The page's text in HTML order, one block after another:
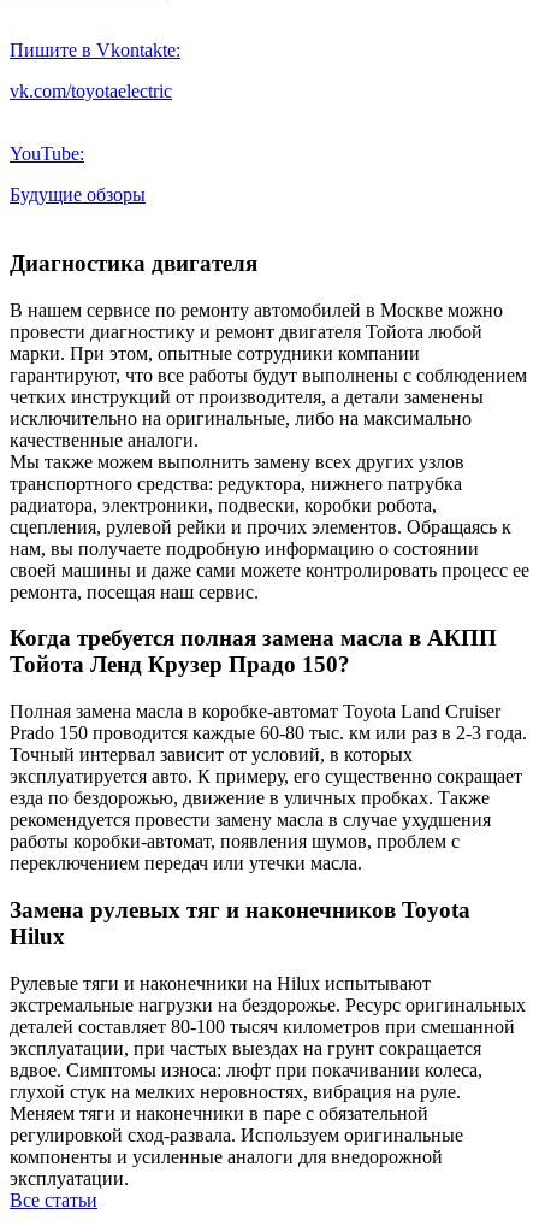
Пишите в Vkontakte:
vk.com/toyotaelectric
YouTube:
Будущие обзоры
Диагностика двигателя
В нашем сервисе по ремонту автомобилей в Москве можно
провести диагностику и ремонт двигателя Тойота любой
марки. При этом, опытные сотрудники компании
гарантируют, что все работы будут выполнены с соблюдением
четких инструкций от производителя, а детали заменены
исключительно на оригинальные, либо на максимально
качественные аналоги.
Мы также можем выполнить замену всех других узлов
транспортного средства: редуктора, нижнего патрубка
радиатора, электроники, подвески, коробки робота,
сцепления, рулевой рейки и прочих элементов. Обращаясь к
нам, вы получаете подробную информацию о состоянии
своей машины и даже сами можете контролировать процесс ее
ремонта, посещая наш сервис.
Когда требуется полная замена масла в АКПП
Тойота Ленд Крузер Прадо 150?
Полная замена масла в коробке-автомат Toyota Land Cruiser
Prado 150 проводится каждые 60-80 тыс. км или раз в 2-3 года.
Точный интервал зависит от условий, в которых
эксплуатируется авто. К примеру, его существенно сокращает
езда по бездорожью, движение в уличных пробках. Также
рекомендуется провести замену масла в случае ухудшения
работы коробки-автомат, появления шумов, проблем с
переключением передач или утечки масла.
Замена рулевых тяг и наконечников Toyota
Hilux
Рулевые тяги и наконечники на Hilux испытывают
экстремальные нагрузки на бездорожье. Ресурс оригинальных
деталей составляет 80-100 тысяч километров при смешанной
эксплуатации, при частых выездах на грунт сокращается
вдвое. Симптомы износа: люфт при покачивании колеса,
глухой стук на мелких неровностях, вибрация на руле.
Меняем тяги и наконечники в паре с обязательной
регулировкой сход-развала. Используем оригинальные
компоненты и усиленные аналоги для внедорожной
эксплуатации.
Все статьи